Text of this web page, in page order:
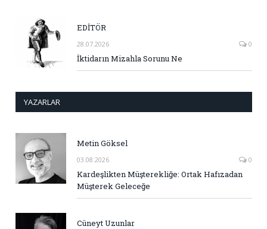
EDİTÖR
28.07.2026 0
İktidarın Mizahla Sorunu Ne
YAZARLAR
Metin Göksel
03.08.2026 0
Kardeşlikten Müşterekliğe: Ortak Hafızadan
Müşterek Geleceğe
Cüneyt Uzunlar